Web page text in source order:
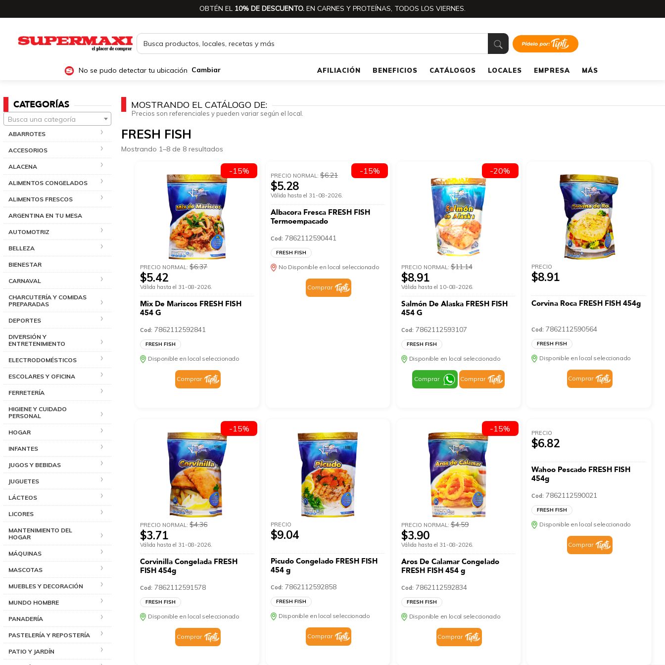
OBTÉN EL 10% DE DESCUENTO. EN CARNES Y PROTEÍNAS, TODOS LOS VIERNES.
No se pudo detectar tu ubicación Cambiar AFILIACIÓN BENEFICIOS CATÁLOGOS LOCALES EMPRESA MÁS
CATEGORÍAS
Busca una categoría
ABARROTES
ACCESORIOS
ALACENA
ALIMENTOS CONGELADOS
ALIMENTOS FRESCOS
ARGENTINA EN TU MESA
AUTOMOTRIZ
BELLEZA
BIENESTAR
CARNAVAL
CHARCUTERÍA Y COMIDAS
PREPARADAS
DEPORTES
DIVERSIÓN Y
ENTRETENIMIENTO
ELECTRODOMÉSTICOS
ESCOLARES Y OFICINA
FERRETERÍA
HIGIENE Y CUIDADO
PERSONAL
HOGAR
INFANTES
JUGOS Y BEBIDAS
JUGUETES
LÁCTEOS
LICORES
MANTENIMIENTO DEL
HOGAR
MÁQUINAS
MASCOTAS
MUEBLES Y DECORACIÓN
MUNDO HOMBRE
PANADERÍA
PASTELERÍA Y REPOSTERÍA
PATIO Y JARDÍN
MOSTRANDO EL CATÁLOGO DE:
Precios son referenciales y pueden variar según el local.
FRESH FISH
Mostrando 1–8 de 8 resultados
PRECIO NORMAL:$6.37
$5.42
Válida hasta el 31-08-2026.
Mix De Mariscos FRESH FISH
454 G
Cod: 7862112592841
FRESH FISH
Disponible en local seleccionado
Comprar
-15% PRECIO NORMAL: $6.21
$5.28
Válida hasta el 31-08-2026.
Albacora Fresca FRESH FISH
Termoempacado
Cod: 7862112590441
FRESH FISH
No Disponible en local seleccionado
Comprar
-15%
PRECIO NORMAL:$11.14
$8.91
Válida hasta el 10-08-2026.
Salmón De Alaska FRESH FISH
454 G
Cod: 7862112593107
FRESH FISH
Disponible en local seleccionado
Comprar Comprar
-20%
PRECIO
$8.91
Corvina Roca FRESH FISH 454g
Cod: 7862112590564
FRESH FISH
Disponible en local seleccionado
Comprar
PRECIO NORMAL:$4.36
$3.71
Válida hasta el 31-08-2026.
Corvinilla Congelada FRESH
FISH 454g
Cod: 7862112591578
FRESH FISH
Disponible en local seleccionado
Comprar
-15%
PRECIO
$9.04
Picudo Congelado FRESH FISH
454 g
Cod: 7862112592858
FRESH FISH
Disponible en local seleccionado
Comprar
PRECIO NORMAL:$4.59
$3.90
Válida hasta el 31-08-2026.
Aros De Calamar Congelado
FRESH FISH 454 g
Cod: 7862112592834
FRESH FISH
Disponible en local seleccionado
Comprar
-15% PRECIO
$6.82
Wahoo Pescado FRESH FISH
454g
Cod: 7862112590021
FRESH FISH
Disponible en local seleccionado
Comprar